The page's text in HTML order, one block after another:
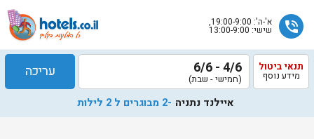
phone_in_talk א'-ה': 19:00-9:00,
שישי: 13:00-9:00
תנאי ביטול
מידע נוסף 4/6 - 6/6
(חמישי - שבת) עריכה
איילנד נתניה -2 מבוגרים ל 2 לילות